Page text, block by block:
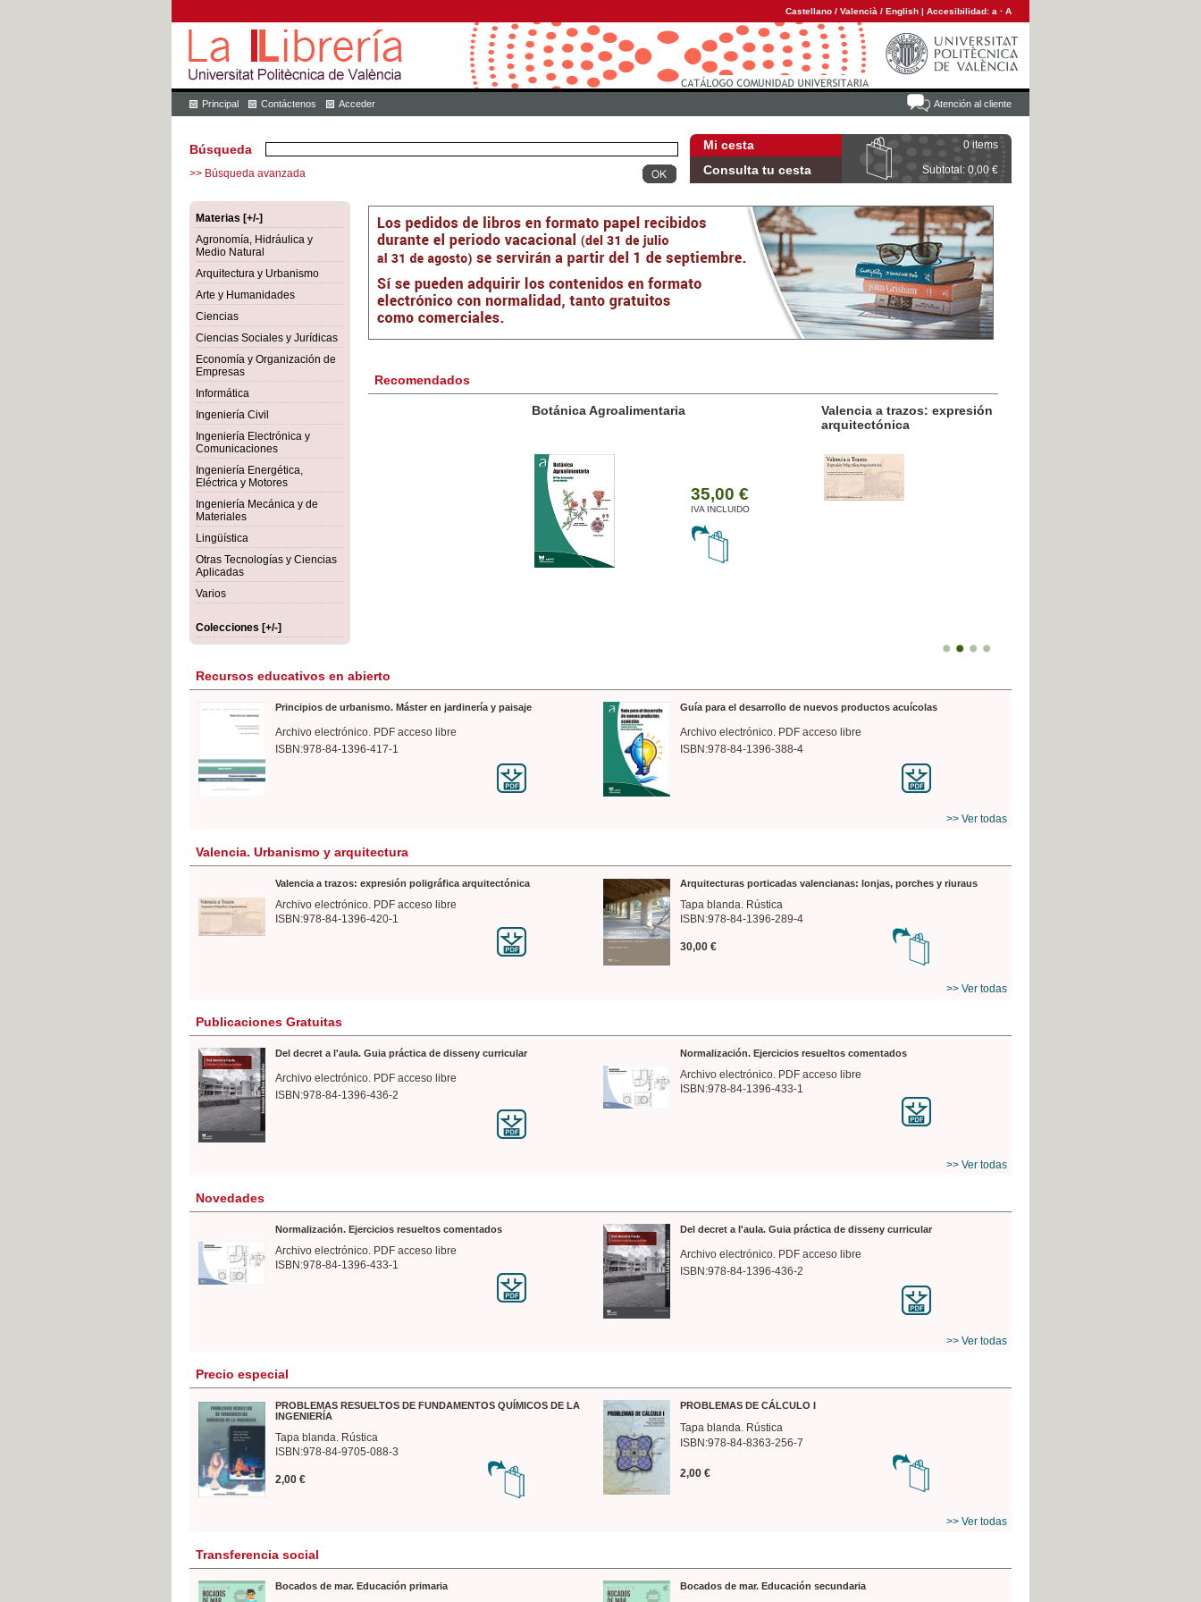
Castellano / Valencià / English | Accesibilidad: a · A
Atención al cliente
Principal Contáctenos Acceder
Mi cesta 0 items
Consulta tu cesta Subtotal: 0,00 €
Búsqueda
>> Búsqueda avanzada
Materias [+/-]
Agronomía, Hidráulica y
Medio Natural
Arquitectura y Urbanismo
Arte y Humanidades
Ciencias
Ciencias Sociales y Jurídicas
Economía y Organización de
Empresas
Informática
Ingeniería Civil
Ingeniería Electrónica y
Comunicaciones
Ingeniería Energética,
Eléctrica y Motores
Ingeniería Mecánica y de
Materiales
Lingüística
Otras Tecnologías y Ciencias
Aplicadas
Varios
Colecciones [+/-]
Recomendados
35,00 €
IVA INCLUIDO
Valencia a trazos: expresión poligráfica
Recursos educativos en abierto
Principios de urbanismo. Máster en jardinería y paisaje
Archivo electrónico. PDF acceso libre
ISBN:978-84-1396-417-1
Guía para el desarrollo de nuevos productos acuícolas
Archivo electrónico. PDF acceso libre
ISBN:978-84-1396-388-4
>> Ver todas
Valencia. Urbanismo y arquitectura
Valencia a trazos: expresión poligráfica arquitectónica
Archivo electrónico. PDF acceso libre
ISBN:978-84-1396-420-1
Arquitecturas porticadas valencianas: lonjas, porches y riuraus
Tapa blanda. Rústica
ISBN:978-84-1396-289-4
30,00 €
>> Ver todas
Publicaciones Gratuitas
Del decret a l'aula. Guia práctica de disseny curricular
Archivo electrónico. PDF acceso libre
ISBN:978-84-1396-436-2
Normalización. Ejercicios resueltos comentados
Archivo electrónico. PDF acceso libre
ISBN:978-84-1396-433-1
>> Ver todas
Novedades
Normalización. Ejercicios resueltos comentados
Archivo electrónico. PDF acceso libre
ISBN:978-84-1396-433-1
Del decret a l'aula. Guia práctica de disseny curricular
Archivo electrónico. PDF acceso libre
ISBN:978-84-1396-436-2
>> Ver todas
Precio especial
PROBLEMAS RESUELTOS DE FUNDAMENTOS QUÍMICOS DE LA
INGENIERÍA
Tapa blanda. Rústica
ISBN:978-84-9705-088-3
2,00 €
PROBLEMAS DE CÁLCULO I
Tapa blanda. Rústica
ISBN:978-84-8363-256-7
2,00 €
>> Ver todas
Transferencia social
Bocados de mar. Educación primaria Bocados de mar. Educación secundaria